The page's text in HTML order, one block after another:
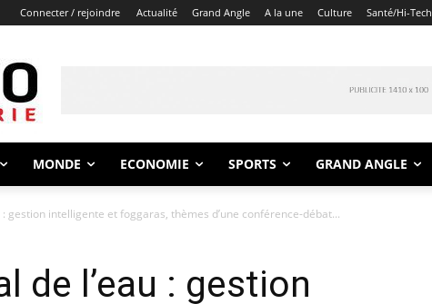
Connecter / rejoindre Actualité Grand Angle A la une Culture Santé/Hi-Tech
MONDE ECONOMIE SPORTS GRAND ANGLE
: gestion intelligente et foggaras, thèmes d’une conférence-débat...
de l’eau : gestion